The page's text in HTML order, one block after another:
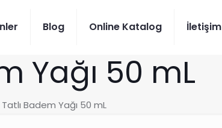
Blog Online Katalog İletişim
Yağı 50 mL
Tatlı Badem Yağı 50 mL